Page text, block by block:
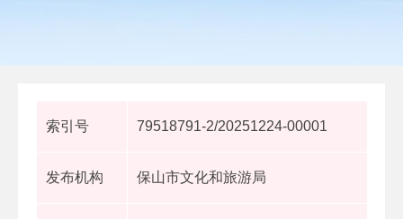
索引号 79518791-2/20251224-00001
发布机构 保山市文化和旅游局